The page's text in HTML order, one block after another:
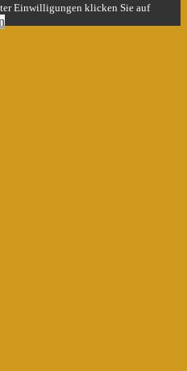
Einwilligungen klicken Sie auf